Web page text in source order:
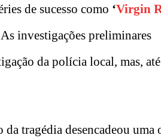
de sucesso como ‘Virgin
investigações preliminares
da polícia local, mas,
da tragédia desencadeou uma